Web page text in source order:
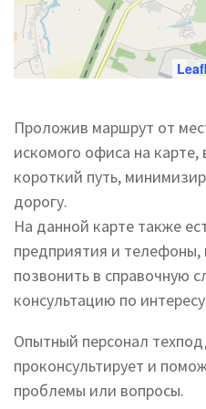
Проложив маршрут от
искомого офиса на
короткий путь,
дорогу.
На данной карте также
предприятия и
позвонить в справочную
консультацию по
Опытный персонал
проконсультирует и
проблемы или вопросы.